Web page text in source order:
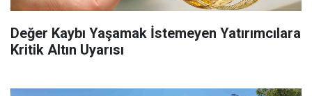
Değer Kaybı Yaşamak İstemeyen Yatırımcılara
Kritik Altın Uyarısı